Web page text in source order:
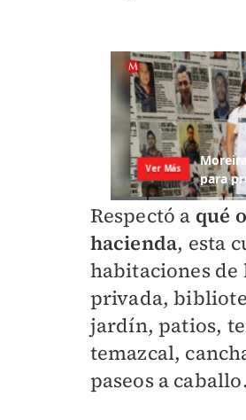
Respectó a qué
hacienda, esta
habitaciones
privada,
jardín, patios,
temazcal,
paseos a caballo.